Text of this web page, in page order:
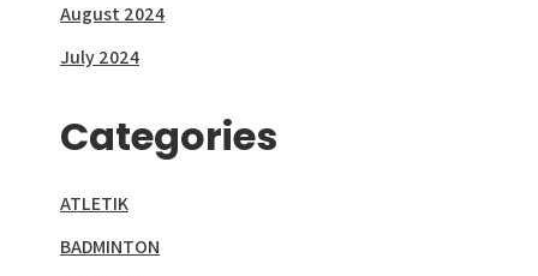
August 2024
July 2024
Categories
ATLETIK
BADMINTON